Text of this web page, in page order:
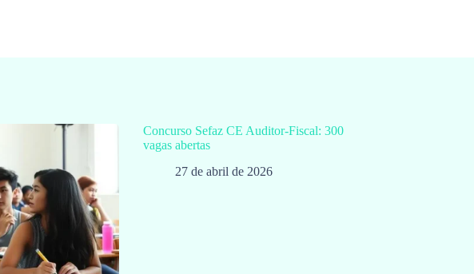
Concurso Sefaz CE Auditor-Fiscal: 300
vagas abertas
27 de abril de 2026